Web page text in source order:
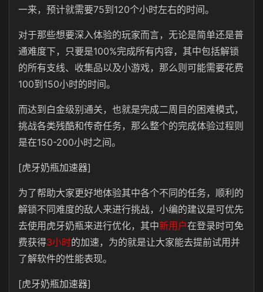
一来，预计就需要75到120个小时左右的时间。
对于那些想要深入体验的玩家而言，无论是简单还是普
通难度下，只要是100%完成所有内容，其中包括解锁
的所有支线、收集品以及小游戏，那么则可能需要花费
100到150小时的时间。
而达到白金级别通关，也就是完成二周目的困难模式，
挑战各类残酷和传奇任务，那么整个的完成体验过程则
是在150-200小时之间。
[虎牙奶瓶加速器]
为了帮助大家更好地体验其中各个不同的任务，顺利的
解锁不同难度的敌人来进行挑战，小编的建议是可优先
去使用虎牙奶瓶来进行优化，其中新用户在登录时可免
费获得3小时的加速，为的就是让大家能去提前试用并
了解软件的性能表现。
[虎牙奶瓶加速器]